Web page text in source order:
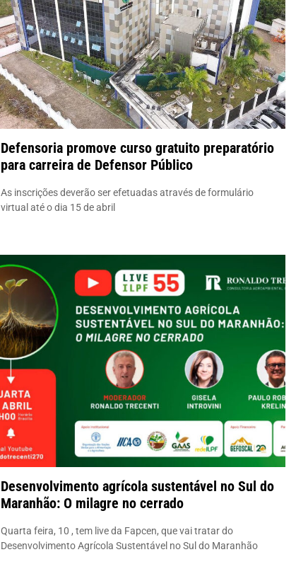
Defensoria promove curso gratuito preparatório
para carreira de Defensor Público
As inscrições deverão ser efetuadas através de formulário
virtual até o dia 15 de abril
Desenvolvimento agrícola sustentável no Sul do
Maranhão: O milagre no cerrado
Quarta feira, 10 , tem live da Fapcen, que vai tratar do
Desenvolvimento Agrícola Sustentável no Sul do Maranhão